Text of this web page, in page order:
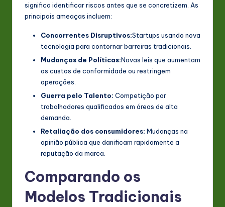
significa identificar riscos antes que se concretizem. As
principais ameaças incluem:
Concorrentes Disruptivos:Startups usando nova
tecnologia para contornar barreiras tradicionais.
Mudanças de Políticas:Novas leis que aumentam
os custos de conformidade ou restringem
operações.
Guerra pelo Talento: Competição por
trabalhadores qualificados em áreas de alta
demanda.
Retaliação dos consumidores: Mudanças na
opinião pública que danificam rapidamente a
reputação da marca.
Comparando os
Modelos Tradicionais